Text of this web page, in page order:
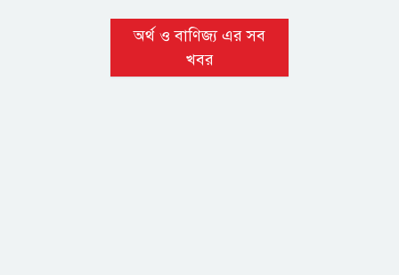
অর্থ ও বাণিজ্য এর সব
খবর